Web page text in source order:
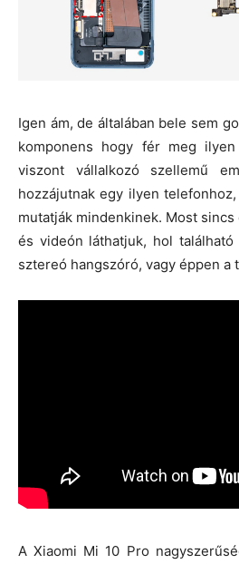
Igen ám, de általában bele sem
komponens hogy fér meg
viszont vállalkozó szellemű
hozzájutnak egy ilyen
mutatják mindenkinek. Most
és videón láthatjuk, hol található
sztereó hangszóró, vagy éppen a
A Xiaomi Mi 10 Pro